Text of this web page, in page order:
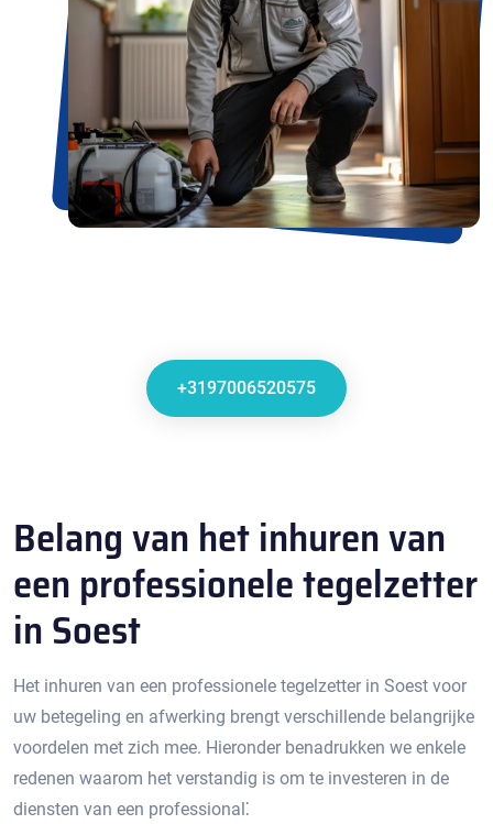
+3197006520575
Belang van het inhuren van
een professionele tegelzetter
in Soest
Het inhuren van een professionele tegelzetter in Soest voor
uw betegeling en afwerking brengt verschillende belangrijke
voordelen met zich mee.​ Hieronder benadrukken we enkele
redenen waarom het verstandig is om te investeren in de
diensten van een professional⁚